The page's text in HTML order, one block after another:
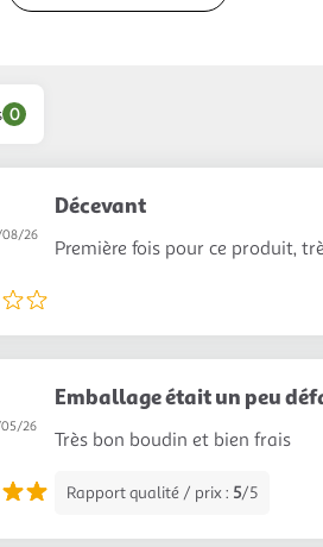
0
08/26
Décevant
Première fois pour ce produit,
05/26
Emballage était un peu
Très bon boudin et bien frais
Rapport qualité / prix : 5/5